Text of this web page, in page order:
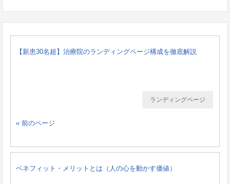
【新患30名超】治療院のランディングページ構成を徹底解説
ランディングページ
« 前のページ
ベネフィット・メリットとは（人の心を動かす価値）